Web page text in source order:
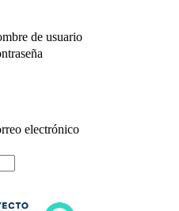
de usuario
electrónico